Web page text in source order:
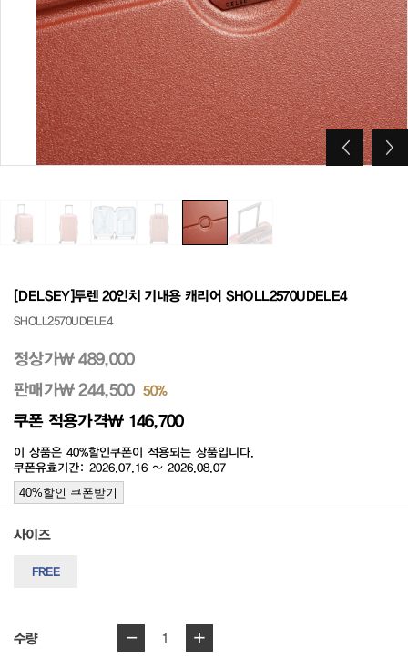
[DELSEY]투렌 20인치 기내용 캐리어 SHOLL2570UDELE4
SHOLL2570UDELE4
정상가₩ 489,000
판매가₩ 244,500 50%
쿠폰 적용가격₩ 146,700
이 상품은 40%할인쿠폰이 적용되는 상품입니다.
쿠폰유효기간: 2026.07.16 ~ 2026.08.07
40%할인 쿠폰받기
사이즈
FREE
수량 - 1 +